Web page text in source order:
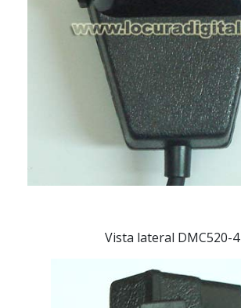
Vista lateral DMC520-4